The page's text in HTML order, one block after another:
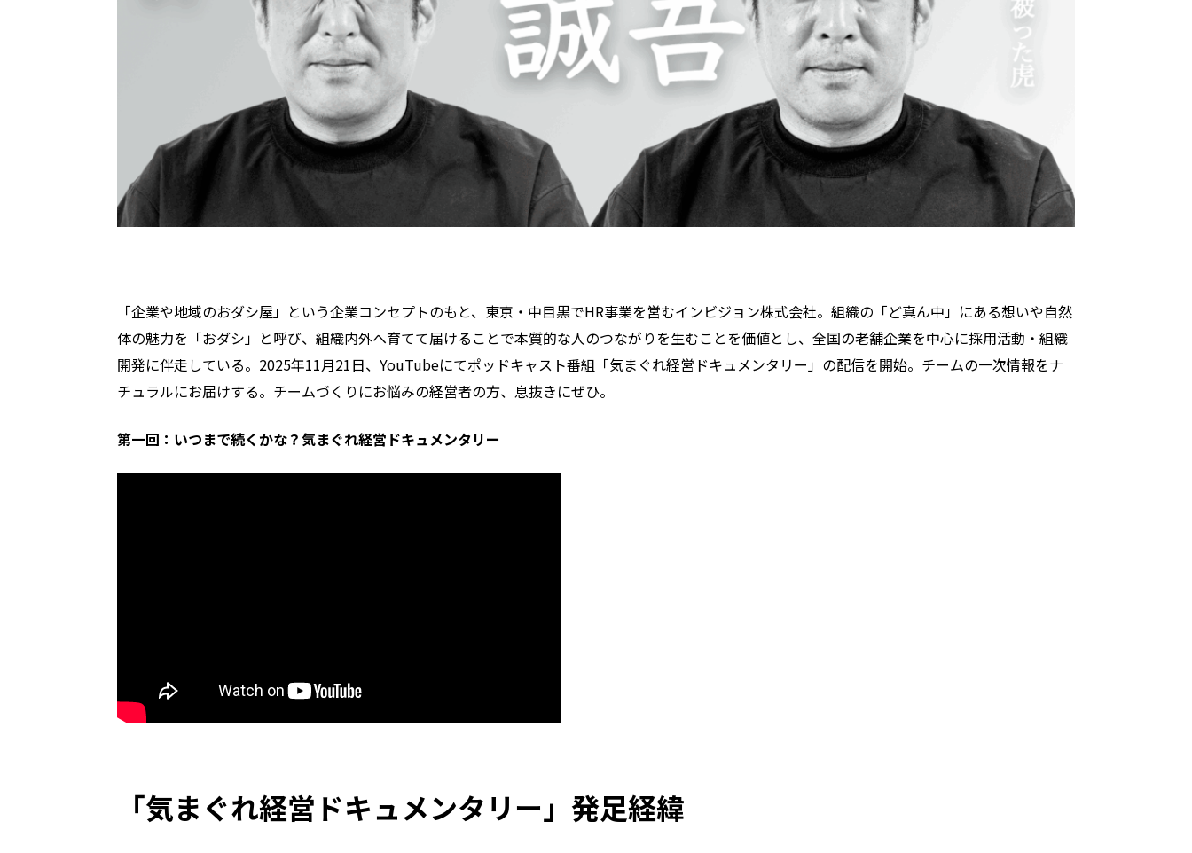
「企業や地域のおダシ屋」という企業コンセプトのもと、東京・中目黒でHR事業を営むインビジョン株式会社。組織の「ど真ん中」にある想いや自然
体の魅力を「おダシ」と呼び、組織内外へ育てて届けることで本質的な人のつながりを生むことを価値とし、全国の老舗企業を中心に採用活動・組織
開発に伴走している。2025年11月21日、YouTubeにてポッドキャスト番組「気まぐれ経営ドキュメンタリー」の配信を開始。チームの一次情報をナ
チュラルにお届けする。チームづくりにお悩みの経営者の方、息抜きにぜひ。
第一回：いつまで続くかな？気まぐれ経営ドキュメンタリー
「気まぐれ経営ドキュメンタリー」発足経緯